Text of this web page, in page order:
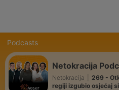
Podcasts
Netokracija
Netokracija
269 -
regiji izgubio osjećaj